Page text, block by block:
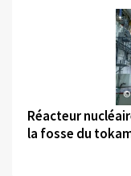
©
Réacteur
la fosse du